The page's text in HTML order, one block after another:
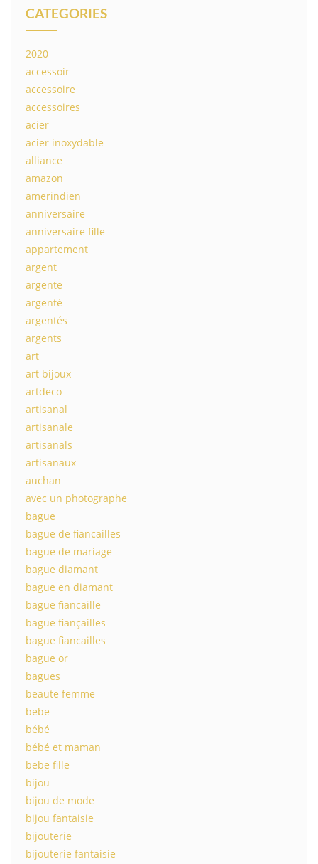
CATEGORIES
2020
accessoir
accessoire
accessoires
acier
acier inoxydable
alliance
amazon
amerindien
anniversaire
anniversaire fille
appartement
argent
argente
argenté
argentés
argents
art
art bijoux
artdeco
artisanal
artisanale
artisanals
artisanaux
auchan
avec un photographe
bague
bague de fiancailles
bague de mariage
bague diamant
bague en diamant
bague fiancaille
bague fiançailles
bague fiancailles
bague or
bagues
beaute femme
bebe
bébé
bébé et maman
bebe fille
bijou
bijou de mode
bijou fantaisie
bijouterie
bijouterie fantaisie